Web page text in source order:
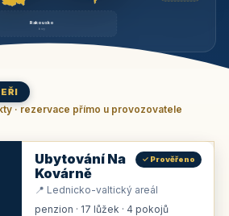
Rakousko
brzy
· rezervace přímo u provozovatele
Ubytování Na
Kovárně
✓ Prověřeno
📍 Lednicko-valtický areál
penzion · 17 lůžek · 4 pokojů